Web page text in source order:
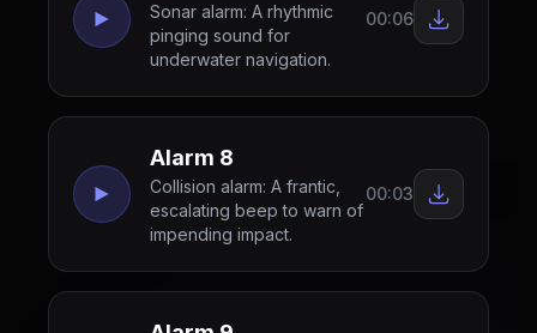
Sonar alarm: A rhythmic
pinging sound for
underwater navigation.
00:06
Alarm 8
Collision alarm: A frantic,
escalating beep to warn of
impending impact.
00:03